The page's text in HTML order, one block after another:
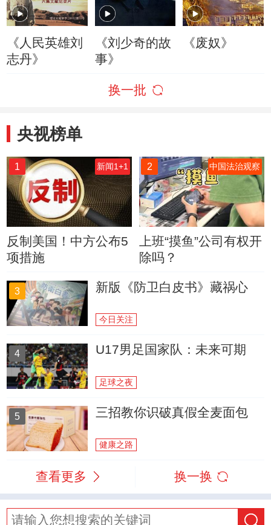
《人民英雄刘
志丹》
《刘少奇的故
事》
《废奴》
换一批
央视榜单
1 新闻1+1
反制美国！中方公布5
项措施
2 中国法治观察
上班“摸鱼”公司有权开
除吗？
3 新版《防卫白皮书》藏祸心
今日关注
4 U17男足国家队：未来可期
足球之夜
5 三招教你识破真假全麦面包
健康之路
查看更多 换一换